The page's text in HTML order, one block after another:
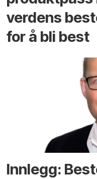
verdens
for å bli best
Innlegg: